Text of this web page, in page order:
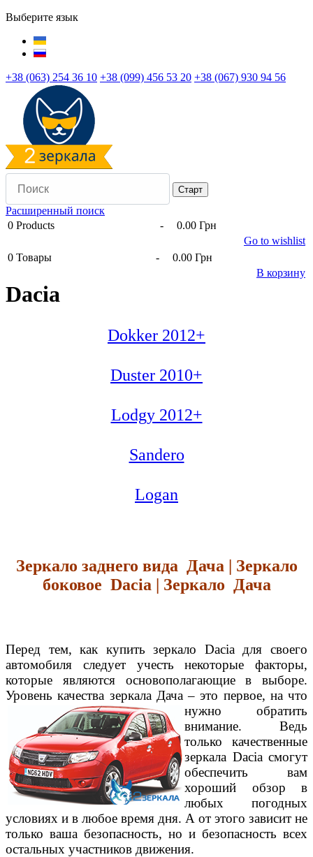
Выберите язык
+38 (063) 254 36 10 +38 (099) 456 53 20 +38 (067) 930 94 56
Расширенный поиск
0 Products -
0.00 Грн
Go to wishlist
0 Товары -
0.00 Грн
В корзину
Dacia
Dokker 2012+
Duster 2010+
Lodgy 2012+
Sandero
Logan
Зеркало заднего вида Дача | Зеркало
боковое Dacia | Зеркало Дача
Перед тем, как купить зеркало Dacia для своего
автомобиля следует учесть некоторые факторы,
которые являются основополагающие в выборе.
Уровень качества зеркала Дача – это первое, на что
нужно обратить
внимание. Ведь
только качественные
зеркала Daciaсмогут
обеспечить вам
хороший обзор в
любых погодных
условиях и в любое время дня. А от этого зависит не
только ваша безопасность, но и безопасность всех
остальных участников движения.